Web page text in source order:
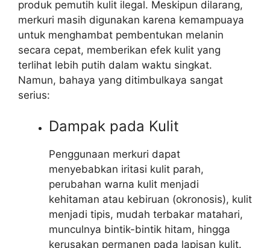
produk pemutih kulit ilegal. Meskipun dilarang,
merkuri masih digunakan karena kemampuaya
untuk menghambat pembentukan melanin
secara cepat, memberikan efek kulit yang
terlihat lebih putih dalam waktu singkat.
Namun, bahaya yang ditimbulkaya sangat
serius:
Dampak pada Kulit
Penggunaan merkuri dapat
menyebabkan iritasi kulit parah,
perubahan warna kulit menjadi
kehitaman atau kebiruan (okronosis), kulit
menjadi tipis, mudah terbakar matahari,
munculnya bintik-bintik hitam, hingga
kerusakan permanen pada lapisan kulit.